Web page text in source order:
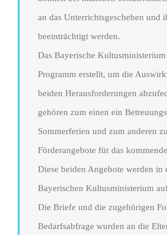
an das Unterrichtsgeschehen und
beeinträchtigt werden.
Das Bayerische Kultusministerium
Programm erstellt, um die
beiden Herausforderungen
gehören zum einen ein
Sommerferien und zum anderen
Förderangebote für das
Diese beiden Angebote werden in
Bayerischen Kultusministerium
Die Briefe und die zugehörigen
Bedarfsabfrage wurden an die